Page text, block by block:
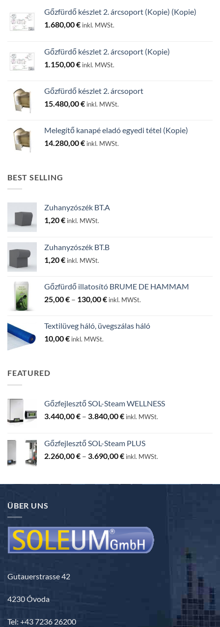
Gőzfürdő készlet 2. árcsoport (Kopie) (Kopie)
1.680,00€ inkl. MWSt.
Gőzfürdő készlet 2. árcsoport (Kopie)
1.150,00€ inkl. MWSt.
Gőzfürdő készlet 2. árcsoport
15.480,00€ inkl. MWSt.
Melegítő kanapé eladó egyedi tétel (Kopie)
14.280,00€ inkl. MWSt.
BEST SELLING
Zuhanyzószék BT.A
1,20€ inkl. MWSt.
Zuhanyzószék BT.B
1,20€ inkl. MWSt.
Gőzfürdő illatosító BRUME DE HAMMAM
25,00€ – 130,00€Ártartomány:
130,00 €
inkl. MWSt.
Textilüveg háló, üvegszálas háló
10,00€ inkl. MWSt.
FEATURED
Gőzfejlesztő SOL-Steam WELLNESS
3.440,00€ – 3.840,00€Ártartomány:
3.840,00 €
inkl. MWSt.
Gőzfejlesztő SOL-Steam PLUS
2.260,00€ – 3.690,00€Ártartomány:
3.690,00 €
inkl. MWSt.
ÜBER UNS
Gutauerstrasse 42
4230 Óvoda
Tel: +43 7236 26200